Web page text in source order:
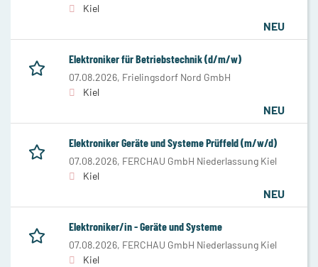
Kiel
NEU
Elektroniker für Betriebstechnik (d/m/w)
07.08.2026, Frielingsdorf Nord GmbH
Kiel
NEU
Elektroniker Geräte und Systeme Prüffeld (m/w/d)
07.08.2026, FERCHAU GmbH Niederlassung Kiel
Kiel
NEU
Elektroniker/in - Geräte und Systeme
07.08.2026, FERCHAU GmbH Niederlassung Kiel
Kiel